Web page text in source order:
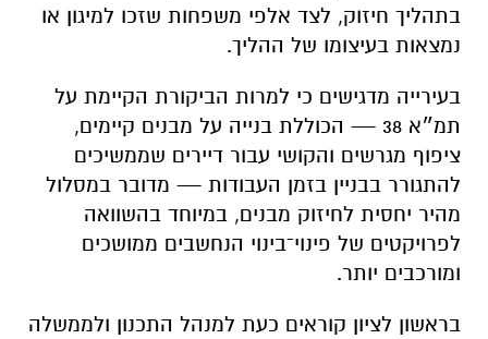
בתהליך חיזוק, לצד אלפי משפחות שזכו למיגון או
נמצאות בעיצומו של ההליך.
בעירייה מדגישים כי למרות הביקורת הקיימת על
תמ״א 38 — הכוללת בנייה על מבנים קיימים,
ציפוף מגרשים והקושי עבור דיירים שממשיכים
להתגורר בבניין בזמן העבודות — מדובר במסלול
מהיר יחסית לחיזוק מבנים, במיוחד בהשוואה
לפרויקטים של פינוי־בינוי הנחשבים ממושכים
ומורכבים יותר.
בראשון לציון קוראים כעת למנהל התכנון ולממשלה